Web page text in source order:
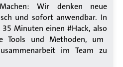
Wir denken neue
und sofort anwendbar. In
Minuten einen #Hack, also
Tools und Methoden, um
im Team zu